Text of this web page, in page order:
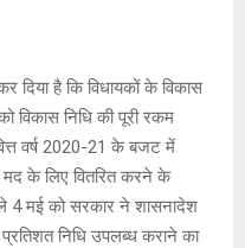
दिया है कि विधायकों के विकास
विकास निधि की पूरी रकम
वर्ष 2020-21 के बजट में
के लिए वितरित करने के
4 मई को सरकार ने शासनादेश
निधि उपलब्ध कराने का